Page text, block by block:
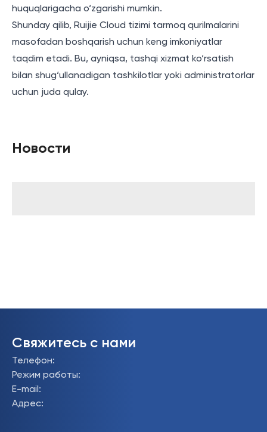
huquqlarigacha o‘zgarishi mumkin.
Shunday qilib, Ruijie Cloud tizimi tarmoq qurilmalarini
masofadan boshqarish uchun keng imkoniyatlar
taqdim etadi. Bu, ayniqsa, tashqi xizmat ko‘rsatish
bilan shug‘ullanadigan tashkilotlar yoki administratorlar
uchun juda qulay.
Новости
Свяжитесь с нами
Телефон:
Режим работы:
E-mail :
Адрес: